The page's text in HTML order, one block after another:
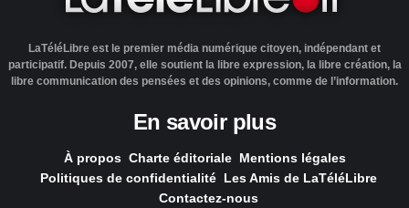
LaTéléLibre est le premier média numérique citoyen, indépendant et
participatif. Depuis 2007, elle soutient la libre expression, la libre création, la
libre communication des pensées et des opinions, comme de l’information.
En savoir plus
À propos Charte éditoriale Mentions légales
Politiques de confidentialité Les Amis de LaTéléLibre
Contactez-nous